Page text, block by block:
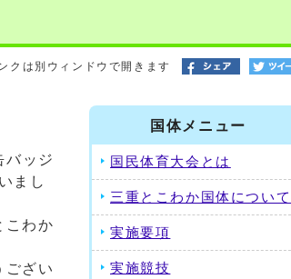
クは別ウィンドウで開きます
ッジ
まし
こわか
ざい
国体メニュー
国民体育大会とは
三重とこわか国体について
実施要項
実施競技